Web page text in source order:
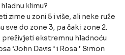
klimu?
zime u zoni 5 i više, ali neke ruže
do zone 3, pa čak i zone 2.
ekstremnu hladnoću
‘John Davis ‘ i Rosa ‘ Simon